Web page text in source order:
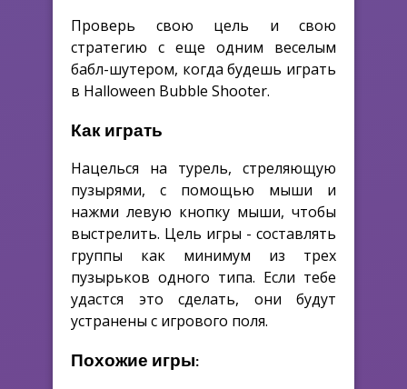
Проверь свою цель и свою
стратегию с еще одним веселым
бабл-шутером, когда будешь играть
в Halloween Bubble Shooter.
Как играть
Нацелься на турель, стреляющую
пузырями, с помощью мыши и
нажми левую кнопку мыши, чтобы
выстрелить. Цель игры - составлять
группы как минимум из трех
пузырьков одного типа. Если тебе
удастся это сделать, они будут
устранены с игрового поля.
Похожие игры: